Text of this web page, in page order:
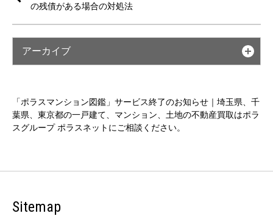
の残債がある場合の対処法
アーカイブ
「ポラスマンション図鑑」サービス終了のお知らせ｜埼玉県、千
葉県、東京都の一戸建て、マンション、土地の不動産買取はポラ
スグループ ポラスネットにご相談ください。
Sitemap